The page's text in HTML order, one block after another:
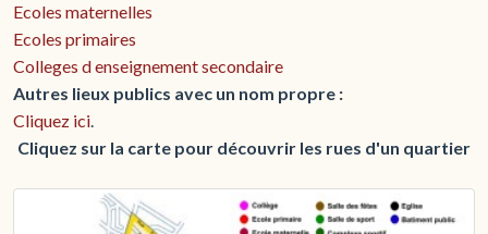
Ecoles maternelles
Ecoles primaires
Colleges d enseignement secondaire
Autres lieux publics avec un nom propre :
Cliquez ici.
Cliquez sur la carte pour découvrir les rues d'un quartier